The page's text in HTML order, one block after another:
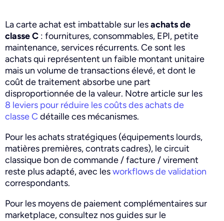
La carte achat est imbattable sur lesachats de
classe C : fournitures, consommables, EPI, petite
maintenance, services récurrents. Ce sont les
achats qui représentent un faible montant unitaire
mais un volume de transactions élevé, et dont le
coût de traitement absorbe une part
disproportionnée de la valeur. Notre article sur les
8 leviers pour réduire les coûts des achats de
classe C détaille ces mécanismes.
Pour les achats stratégiques (équipements lourds,
matières premières, contrats cadres), le circuit
classique bon de commande / facture / virement
reste plus adapté, avec lesworkflows de validation
correspondants.
Pour les moyens de paiement complémentaires sur
marketplace, consultez nos guides sur le